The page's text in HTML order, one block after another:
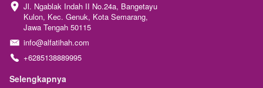
Jl. Ngablak Indah II No.24a, Bangetayu
Kulon, Kec. Genuk, Kota Semarang,
Jawa Tengah 50115
info@alfatihah.com
+6285138889995
Selengkapnya